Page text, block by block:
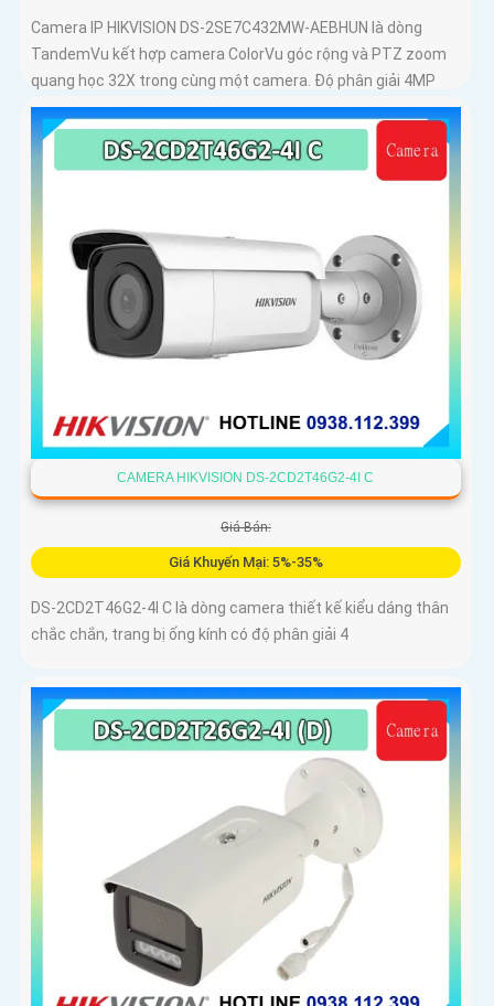
Camera IP HIKVISION DS-2SE7C432MW-AEBHUN là dòng
TandemVu kết hợp camera ColorVu góc rộng và PTZ zoom
quang học 32X trong cùng một camera. Độ phân giải 4MP
hồng ngoại 200m chuẩn nén H
CAMERA HIKVISION DS-2CD2T46G2-4I C
Giá Bán:
Giá Khuyến Mại: 5%-35%
DS-2CD2T46G2-4I C là dòng camera thiết kế kiểu dáng thân
chắc chắn, trang bị ống kính có độ phân giải 4